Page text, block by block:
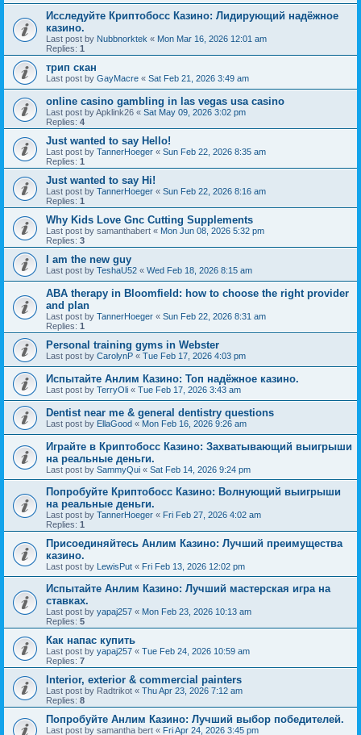
Исследуйте Криптобосс Казино: Лидирующий надёжное
казино.
Last post by Nubbnorktek « Mon Mar 16, 2026 12:01 am
Replies: 1
трип скан
Last post by GayMacre « Sat Feb 21, 2026 3:49 am
online casino gambling in las vegas usa casino
Last post byApklink26 « Sat May 09, 2026 3:02 pm
Replies: 4
Just wanted to say Hello!
Last post by TannerHoeger « Sun Feb 22, 2026 8:35 am
Replies: 1
Just wanted to say Hi!
Last post by TannerHoeger « Sun Feb 22, 2026 8:16 am
Replies: 1
Why Kids Love Gnc Cutting Supplements
Last post by samanthabert « Mon Jun 08, 2026 5:32 pm
Replies: 3
I am the new guy
Last post by TeshaU52 « Wed Feb 18, 2026 8:15 am
ABA therapy in Bloomfield: how to choose the right provider
and plan
Last post by TannerHoeger « Sun Feb 22, 2026 8:31 am
Replies: 1
Personal training gyms in Webster
Last post by CarolynP « Tue Feb 17, 2026 4:03 pm
Испытайте Анлим Казино: Топ надёжное казино.
Last post by TerryOli « Tue Feb 17, 2026 3:43 am
Dentist near me & general dentistry questions
Last post by EllaGood « Mon Feb 16, 2026 9:26 am
Играйте в Криптобосс Казино: Захватывающий выигрыши
на реальные деньги.
Last post by SammyQui « Sat Feb 14, 2026 9:24 pm
Попробуйте Криптобосс Казино: Волнующий выигрыши
на реальные деньги.
Last post by TannerHoeger « Fri Feb 27, 2026 4:02 am
Replies: 1
Присоединяйтесь Анлим Казино: Лучший преимущества
казино.
Last post by LewisPut « Fri Feb 13, 2026 12:02 pm
Испытайте Анлим Казино: Лучший мастерская игра на
ставках.
Last post by yapaj257 « Mon Feb 23, 2026 10:13 am
Replies: 5
Как напас купить
Last post by yapaj257 « Tue Feb 24, 2026 10:59 am
Replies: 7
Interior, exterior & commercial painters
Last post by Radtrikot « Thu Apr 23, 2026 7:12 am
Replies: 8
Попробуйте Анлим Казино: Лучший выбор победителей.
Last post by samantha bert « Fri Apr 24, 2026 3:45 pm